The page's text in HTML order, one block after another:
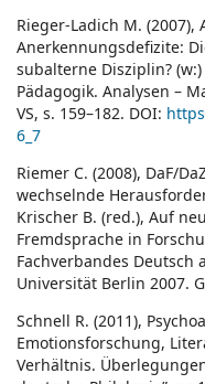
Rieger-Ladich M. (2007),
Anerkennungsdefizite:
subalterne Disziplin?
Pädagogik. Analysen –
VS, s. 159–182. DOI:
6_7
Riemer C. (2008), DaF/
wechselnde
Krischer B. (red.), Auf
Fremdsprache in
Fachverbandes Deutsch
Universität Berlin 2007.
Schnell R. (2011),
Emotionsforschung,
Verhältnis.